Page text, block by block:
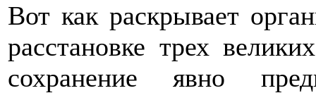
Вот как раскрывает
расстановке трех
сохранение явно